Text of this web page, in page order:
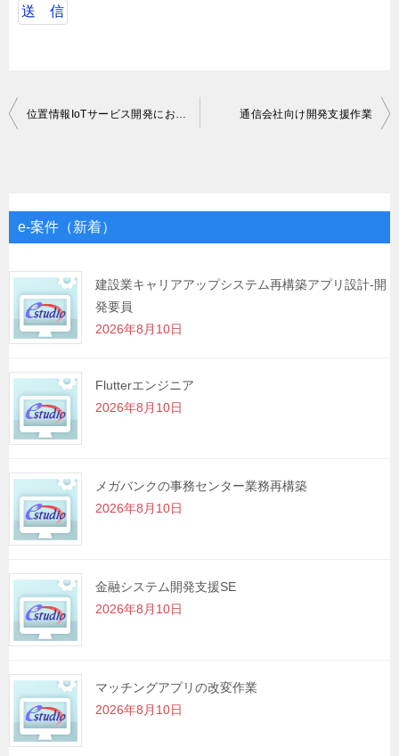
投
ゲ
シ
ョ
ン
位置情報IoTサービス開発におけるJavaエンジニア 通信会社向け開発支援作業
e-案件（新着）
建設業キャリアアップシステム再構築アプリ設計-開
発要員
2026年8月10日
Flutterエンジニア
2026年8月10日
メガバンクの事務センター業務再構築
2026年8月10日
金融システム開発支援SE
2026年8月10日
マッチングアプリの改変作業
2026年8月10日